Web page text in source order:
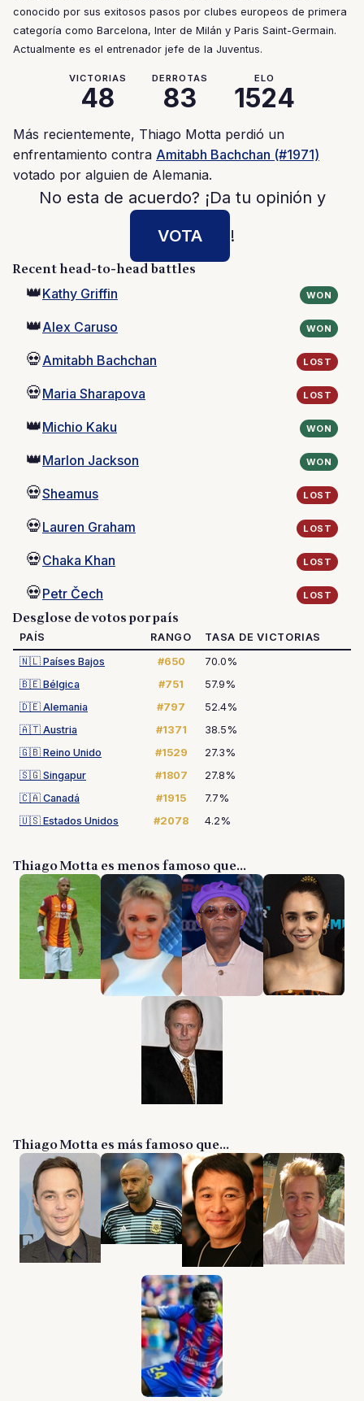
conocido por sus exitosos pasos por clubes europeos de primera
categoría como Barcelona, Inter de Milán y Paris Saint-Germain.
Actualmente es el entrenador jefe de la Juventus.
VICTORIAS
48
DERROTAS
83
ELO
1524
Más recientemente, Thiago Motta perdió un
enfrentamiento contra Amitabh Bachchan (#1971)
votado por alguien de Alemania.
No esta de acuerdo? ¡Da tu opinión y
VOTA
!
Recent head-to-head battles
👑Kathy Griffin WON
👑Alex Caruso WON
💀Amitabh Bachchan LOST
💀Maria Sharapova LOST
👑Michio Kaku WON
👑Marlon Jackson WON
💀Sheamus LOST
💀Lauren Graham LOST
💀Chaka Khan LOST
💀Petr Čech LOST
Desglose de votos por país
PAÍS RANGO
TASA DE VICTORIAS
🇳🇱 Países Bajos #650
70.0%
🇧🇪 Bélgica #751
57.9%
🇩🇪 Alemania #797
52.4%
🇦🇹 Austria #1371
38.5%
🇬🇧 Reino Unido #1529
27.3%
🇸🇬 Singapur #1807
27.8%
🇨🇦 Canadá #1915
7.7%
🇺🇸 Estados Unidos #2078 4.2%
Thiago Motta es menos famoso que...
Thiago Motta es más famoso que...